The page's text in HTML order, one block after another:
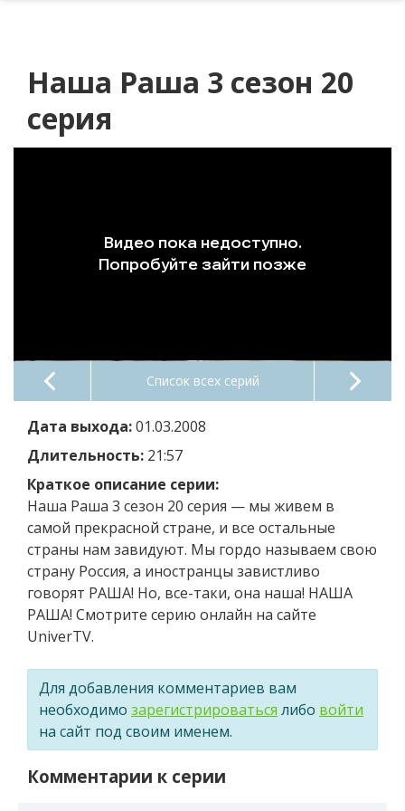
Наша Раша 3 сезон 20
серия
Список всех серий
Дата выхода:01.03.2008
Длительность: 21:57
Краткое описание серии:
Наша Раша 3 сезон 20 серия — мы живем в
самой прекрасной стране, и все остальные
страны нам завидуют. Мы гордо называем свою
страну Россия, а иностранцы завистливо
говорят РАША! Но, все-таки, она наша! НАША
РАША! Смотрите серию онлайн на сайте
UniverTV.
Для добавления комментариев вам
необходимо зарегистрироваться либо войти
на сайт под своим именем.
Комментарии к серии